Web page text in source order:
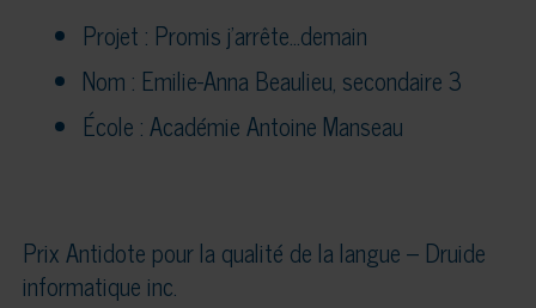
Projet : Promis j’arrête…demain
Nom : Emilie-Anna Beaulieu, secondaire 3
École : Académie Antoine Manseau
Prix Antidote pour la qualité de la langue – Druide
informatique inc.